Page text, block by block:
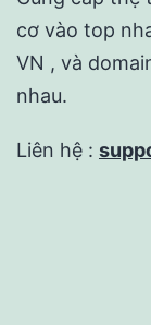
cơ vào top
VN , và
nhau.
Liên hệ :